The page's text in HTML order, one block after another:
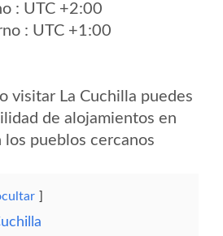
: UTC +2:00
: UTC +1:00
visitar La Cuchilla puedes
de alojamientos en
pueblos cercanos